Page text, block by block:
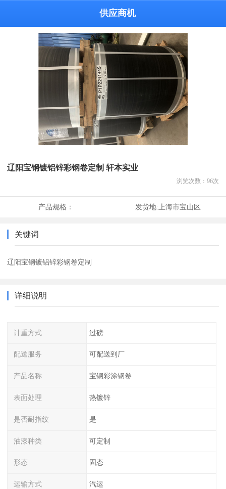
供应商机
辽阳宝钢镀铝锌彩钢卷定制 轩本实业
浏览次数： 96次
产品规格： 发货地:上海市宝山区
关键词
辽阳宝钢镀铝锌彩钢卷定制
详细说明
计重方式 过磅
配送服务 可配送到厂
产品名称 宝钢彩涂钢卷
表面处理 热镀锌
是否耐指纹 是
油漆种类 可定制
形态 固态
运输方式 汽运